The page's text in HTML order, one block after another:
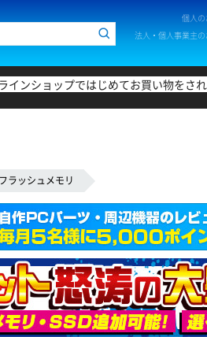
個人
法人・個人事業主
インショップではじめてお買い物をさ
ラッシュメモリ